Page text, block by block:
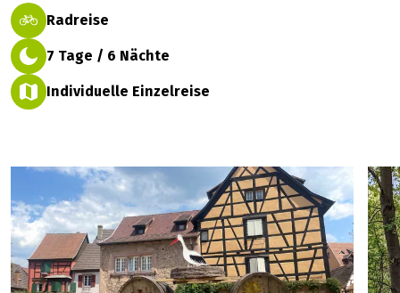
Radreise
7 Tage / 6 Nächte
Individuelle Einzelreise